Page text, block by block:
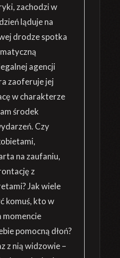
zachodzi w
ląduje na
drodze spotka
agencji
zaoferuje jej
w charakterze
środek
Czy
na zaufaniu,
z
Jak wiele
komuś, kto w
momencie
pomocną dłoń?
z nią widzowie –